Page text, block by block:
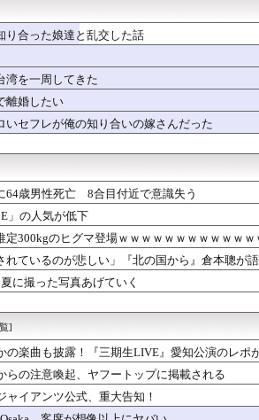
卑猥すぎて賛否両論ｗｗｗｗｗｗｗｗ
の血管が透けてしまうｗｗｗwｗｗｗｗｗｗ
ｗｗｗｗｗｗｗｗｗｗｗｗ
のでママ友3名をうちに招待。そのうちのＡさん
ぎる…これよく轢かずに止まれたな
来るがコメントを見て思わず拒否してしまう
ってしまう爆美女中国人が話題に…
みゅーたいぷ解散の危機！？
より実ってしまう
り合った娘達と乱交した話
湾を一周してきた
離婚したい
いセフレが俺の知り合いの嫁さんだった
64歳男性死亡 8合目付近で意識失う
」の人気が低下
定300kgのヒグマ登場ｗｗｗｗｗｗｗｗｗｗｗ
れているのが悲しい」『北の国から』倉本聰が
に撮った写真あげていく
]
の楽曲も披露！『三期生LIVE』愛知公演のレポ
らの注意喚起、ヤフートップに掲載される
ャイアンツ公式、重大告知！